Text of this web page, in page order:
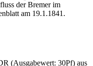
der Bremer im
am 19.1.1841.
(Ausgabewert: 30Pf) aus